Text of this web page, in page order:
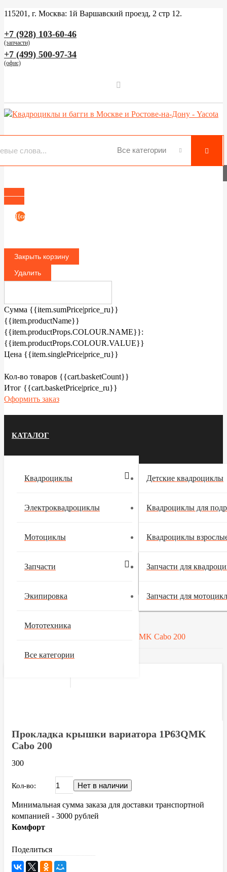
115201, г. Москва: 1й Варшавский проезд, 2 стр 12.
+7 (928) 103-60-46
(запчасти)
+7 (499) 500-97-34
(офис)
{{cart.basketCount}}
Закрыть корзину
Удалить
Сумма {{item.sumPrice|price_ru}}
{{item.productName}}
{{item.productProps.COLOUR.NAME}}:
{{item.productProps.COLOUR.VALUE}}
Цена {{item.singlePrice|price_ru}}
Кол-во товаров {{cart.basketCount}}
Итог {{cart.basketPrice|price_ru}}
Оформить заказ
КАТАЛОГ
Квадроциклы Детские квадроциклы
Квадроциклы для
Квадроциклы
Квадроциклы
Электроквадроциклы
Мотоциклы
Запчасти Запчасти для
Запчасти для
Экипировка
Мототехника
Все категории
Меню
Главная страница
Запчасти для квадроциклов
Прокладки
Прокладка крышки вариатора 1P63QMK Cabo 200
Прокладка крышки вариатора 1P63QMK
Cabo 200
300
Кол-во:
Минимальная сумма заказа для доставки транспортной
компанией - 3000 рублей
Комфорт
Поделиться